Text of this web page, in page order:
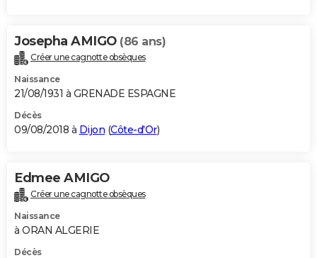
Josepha AMIGO (86 ans)
Créer une cagnotte obsèques
Naissance
21/08/1931 à GRENADE ESPAGNE
Décès
09/08/2018 à Dijon (Côte-d'Or)
Edmee AMIGO
Créer une cagnotte obsèques
Naissance
à ORAN ALGERIE
Décès